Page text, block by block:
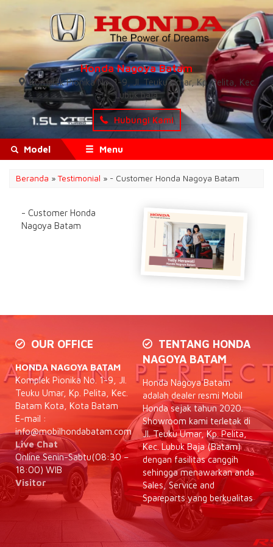
Honda Nagoya Batam
Komplek Pionika No. 1-9, Jl. Teuku Umar, Kp. Pelita, Kec.
Lubuk baja
Hubungi Kami
Model Menu
Beranda »Testimonial » - Customer Honda Nagoya Batam
- Customer Honda
Nagoya Batam
OUR OFFICE
HONDA NAGOYA BATAM
Komplek Pionika No. 1-9, Jl.
Teuku Umar, Kp. Pelita, Kec.
Batam Kota, Kota Batam
E-mail :
info@mobilhondabatam.com
Live Chat
Online Senin-Sabtu(08:30 –
18:00) WIB
Visitor
TENTANG HONDA
NAGOYA BATAM
Honda Nagoya Batam
adalah dealer resmi Mobil
Honda sejak tahun 2020.
Showroom kami terletak di
Jl. Teuku Umar, Kp. Pelita,
Kec. Lubuk Baja (Batam)
dengan fasilitas canggih
sehingga menawarkan anda
Sales, Service and
Spareparts yang berkualitas